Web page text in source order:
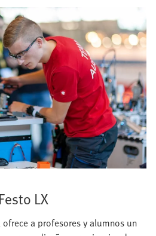
LX
ofrece a profesores y alumnos un